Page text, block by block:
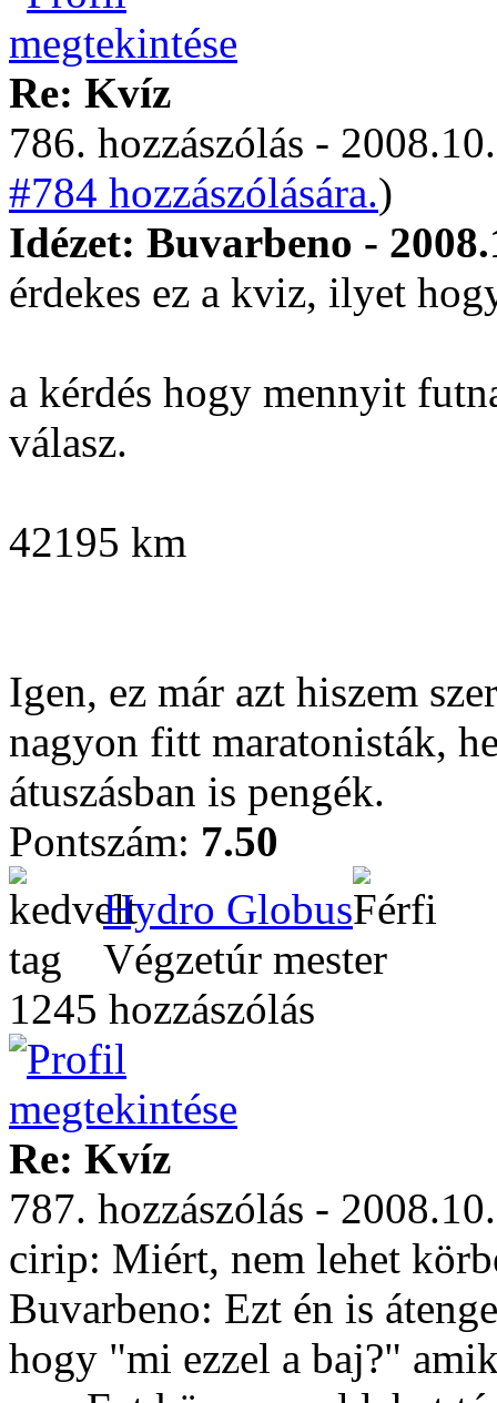
Re: Kvíz
786. hozzászólás -
#784 hozzászólására.)
Idézet: Buvarbeno -
érdekes ez a kviz, ilyet
a kérdés hogy mennyit
válasz.
42195 km
Igen, ez már azt hiszem
nagyon fitt maratonisták,
átuszásban is pengék.
Pontszám: 7.50
Hydro Globus
Végzetúr mester
1245 hozzászólás
Re: Kvíz
787. hozzászólás -
cirip: Miért, nem lehet
Buvarbeno: Ezt én is
hogy "mi ezzel a baj?"